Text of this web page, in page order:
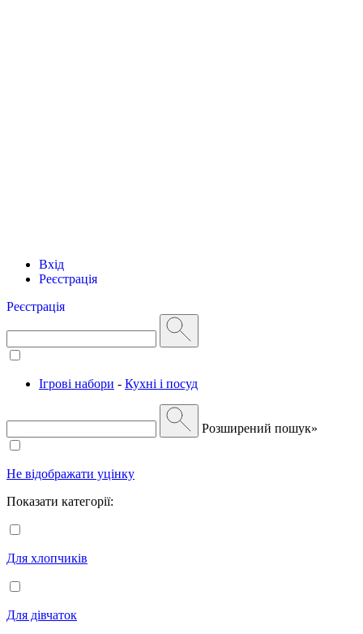
Вхід
Реєстрація
Реєстрація
Ігрові набори - Кухні і посуд
Розширений пошук»
Не відображати уцінку
Показати категорії:
Для хлопчиків
Для дівчаток